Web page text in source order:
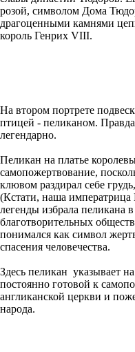
розой, символом Дома
драгоценными камнями
король Генрих VIII.
На втором портрете
птицей - пеликаном.
легендарно.
Пеликан на платье
самопожертвование,
клювом раздирал себе
(Кстати, наша
легенды избрала пеликана
благотворительных
понимался как символ
спасения человечества.
Здесь пеликан указывает
постоянно готовой к
англиканской церкви и
народа.